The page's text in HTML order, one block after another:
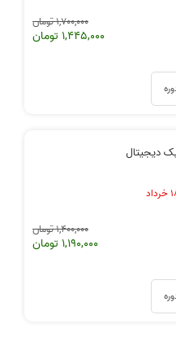
1,700,000 تومان
1,445,000 تومان
دیجیتال
1,400,000 تومان
1,190,000 تومان